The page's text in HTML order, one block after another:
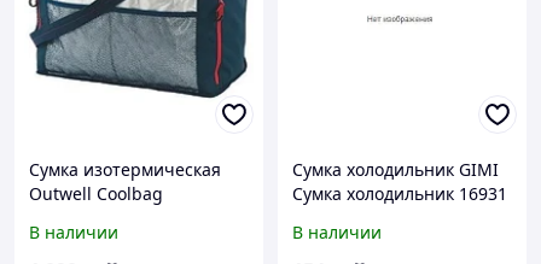
Сумка изотермическая
Outwell Coolbag
В наличии
Сумка холодильник GIMI
Сумка холодильник 16931
В наличии